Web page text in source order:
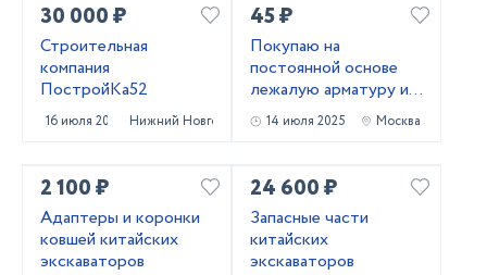
30 000 ₽
Строительная
компания
ПостройКа52
16 июля 2025 Нижний Новгород
45 ₽
Покупаю на
постоянной основе
лежалую арматуру и
металлопрокат!
Самовывоз
14 июля 2025 Москва
2 100 ₽
Адаптеры и коронки
ковшей китайских
экскаваторов
24 600 ₽
Запасные части
китайских
экскаваторов